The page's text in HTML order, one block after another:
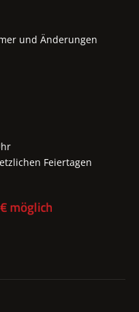
und Änderungen
Feiertagen